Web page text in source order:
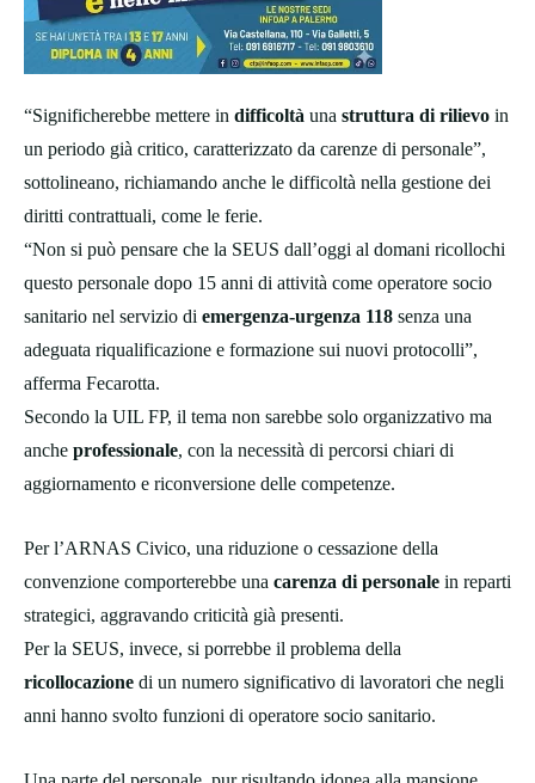
“Significherebbe mettere in difficoltà una struttura di rilievo in
un periodo già critico, caratterizzato da carenze di personale”,
sottolineano, richiamando anche le difficoltà nella gestione dei
diritti contrattuali, come le ferie.
“Non si può pensare che la SEUS dall’oggi al domani ricollochi
questo personale dopo 15 anni di attività come operatore socio
sanitario nel servizio di emergenza-urgenza 118 senza una
adeguata riqualificazione e formazione sui nuovi protocolli”,
afferma Fecarotta.
Secondo la UIL FP, il tema non sarebbe solo organizzativo ma
anche professionale, con la necessità di percorsi chiari di
aggiornamento e riconversione delle competenze.
Per l’ARNAS Civico, una riduzione o cessazione della
convenzione comporterebbe una carenza di personale in reparti
strategici, aggravando criticità già presenti.
Per la SEUS, invece, si porrebbe il problema della
ricollocazione di un numero significativo di lavoratori che negli
anni hanno svolto funzioni di operatore socio sanitario.